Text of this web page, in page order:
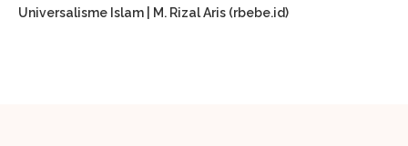
Universalisme Islam | M. Rizal Aris (rbebe.id)